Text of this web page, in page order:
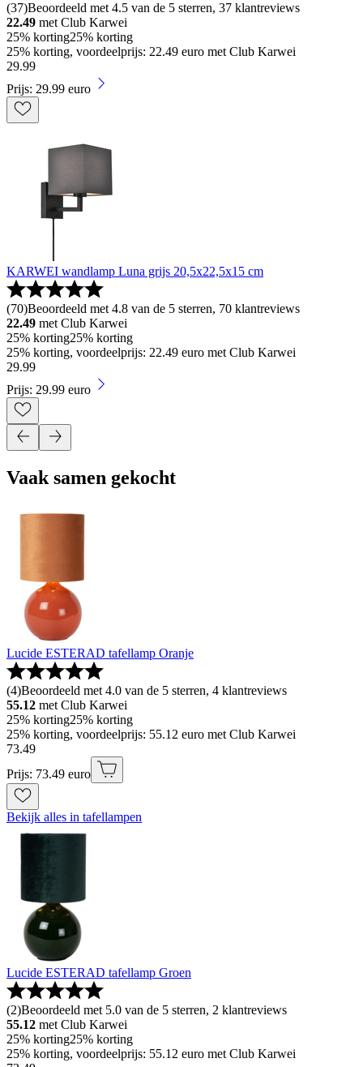
(37)Beoordeeld met 4.5 van de 5 sterren, 37 klantreviews
22.49 met Club Karwei
25% korting25% korting
25% korting, voordeelprijs: 22.49 euro met Club Karwei
29.99
Prijs: 29.99 euro
KARWEI wandlamp Luna grijs 20,5x22,5x15 cm
(70)Beoordeeld met 4.8 van de 5 sterren, 70 klantreviews
22.49 met Club Karwei
25% korting25% korting
25% korting, voordeelprijs: 22.49 euro met Club Karwei
29.99
Prijs: 29.99 euro
Vaak samen gekocht
Lucide ESTERAD tafellamp Oranje
(4)Beoordeeld met 4.0 van de 5 sterren, 4 klantreviews
55.12 met Club Karwei
25% korting25% korting
25% korting, voordeelprijs: 55.12 euro met Club Karwei
73.49
Prijs: 73.49 euro
Bekijk alles in tafellampen
Lucide ESTERAD tafellamp Groen
(2)Beoordeeld met 5.0 van de 5 sterren, 2 klantreviews
55.12 met Club Karwei
25% korting25% korting
25% korting, voordeelprijs: 55.12 euro met Club Karwei